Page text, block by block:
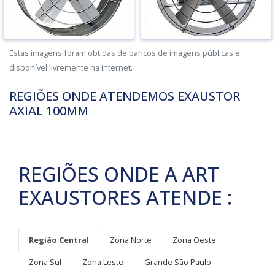
Estas imagens foram obtidas de bancos de imagens públicas e
disponível livremente na internet.
REGIÕES ONDE ATENDEMOS EXAUSTOR
AXIAL 100MM
REGIÕES ONDE A ART
EXAUSTORES ATENDE :
Região Central Zona Norte
Zona Oeste
Zona Sul
Zona Leste
Grande São Paulo